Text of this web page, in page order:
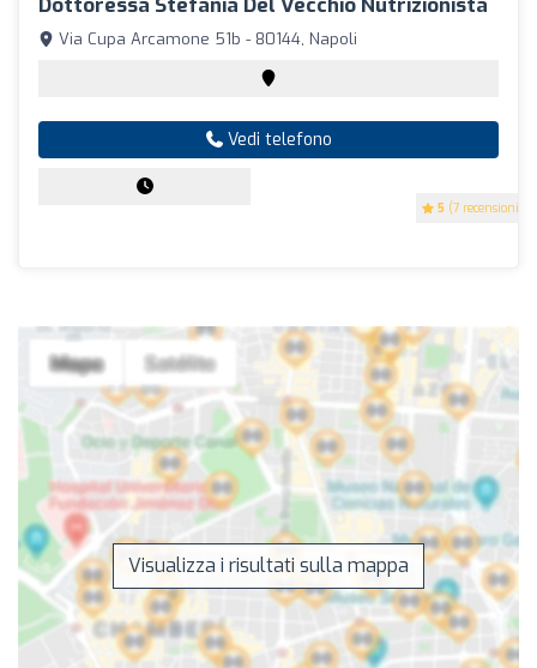
Dottoressa Stefania Del Vecchio Nutrizionista
5 (7 recensioni)
Via Cupa Arcamone 51b - 80144, Napoli
Vedi telefono
Visualizza i risultati sulla mappa